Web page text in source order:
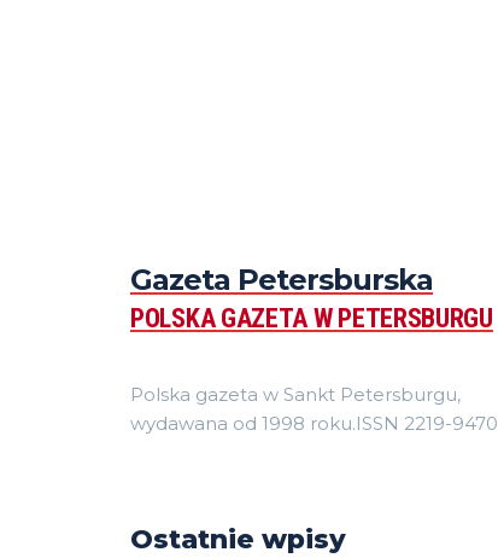
Gazeta Petersburska
POLSKA GAZETA W PETERSBURGU
Polska gazeta w Sankt Petersburgu,
wydawana od 1998 roku.ISSN 2219-9470
Ostatnie wpisy